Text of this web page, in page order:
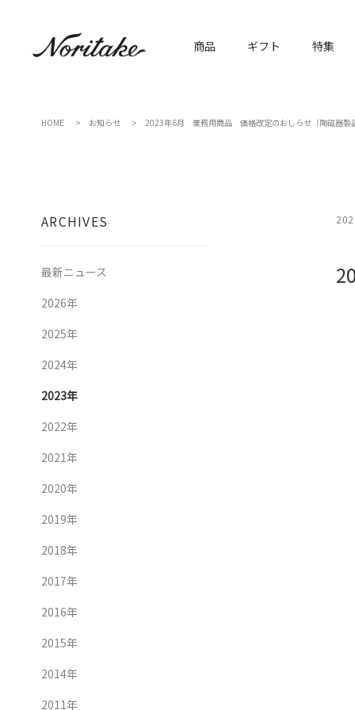
商品 ギフト 特集
HOME お知らせ 2023年6月 業務用商品 価格改定のおしらせ（陶磁器製品
ARCHIVES
最新ニュース
2026年
2025年
2024年
2023年
2022年
2021年
2020年
2019年
2018年
2017年
2016年
2015年
2014年
2011年